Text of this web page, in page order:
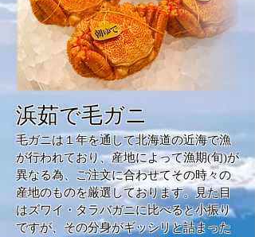
浜茹で毛ガニ
毛ガニは１年を通して北海道の近海で漁
が行われており、産地によって漁期(旬)が
異なる為、ご注文に合わせてその時々の
産地のものを厳選しております。見た目
はズワイ・タラバガニに比べると小振り
ですが、その分身がギッシリと詰まった